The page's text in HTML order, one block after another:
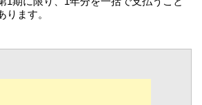
ります。